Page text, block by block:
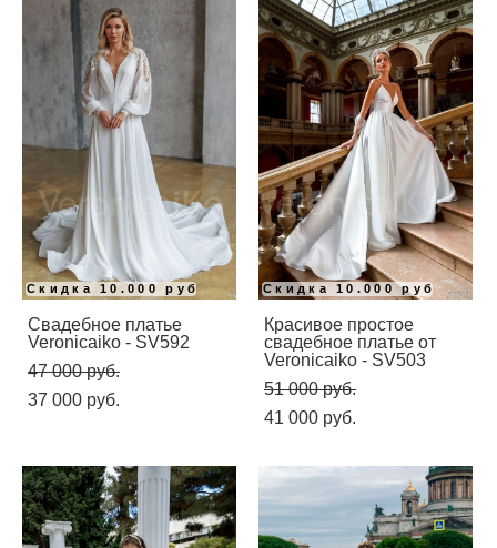
Скидка 10.000 руб
Свадебное платье
Veronicaiko - SV592
47 000 pуб.
37 000 pуб.
Скидка 10.000 руб
Красивое простое
свадебное платье от
Veronicaiko - SV503
51 000 pуб.
41 000 pуб.